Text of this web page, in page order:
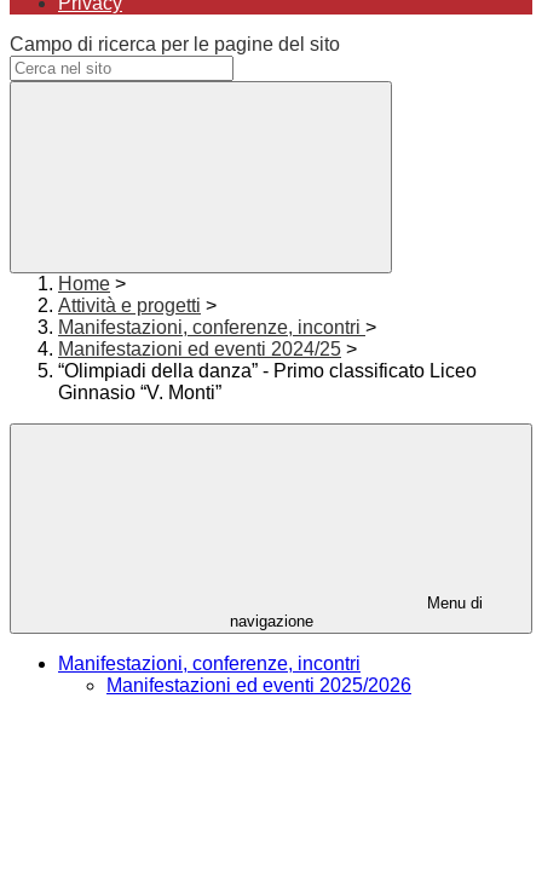
Campo di ricerca per le pagine del sito
Home >
Attività e progetti >
Manifestazioni, conferenze, incontri >
Manifestazioni ed eventi 2024/25 >
“Olimpiadi della danza” - Primo classificato Liceo
Ginnasio “V. Monti”
Menu di
navigazione
Manifestazioni, conferenze, incontri
Manifestazioni ed eventi 2025/2026